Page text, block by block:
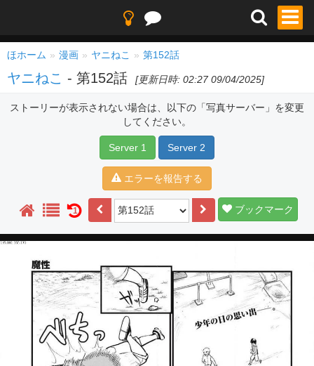
ほホーム 漫画 ヤニねこ 第152話
ヤニねこ - 第152話 [更新日時: 02:27 09/04/2025]
ストーリーが表示されない場合は、以下の「写真サーバー」を変更
してください。
Server 1 Server 2
エラーを報告する
1 ブックマーク